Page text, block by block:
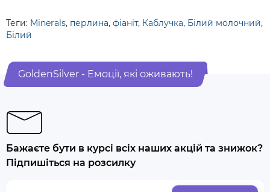
Теги: Minerals, перлина, фіаніт, Каблучка, Білий молочний,
Білий
GoldenSilver - Емоції, які оживають!
Бажаєте бути в курсі всіх наших акцій та знижок?
Підпишіться на розсилку